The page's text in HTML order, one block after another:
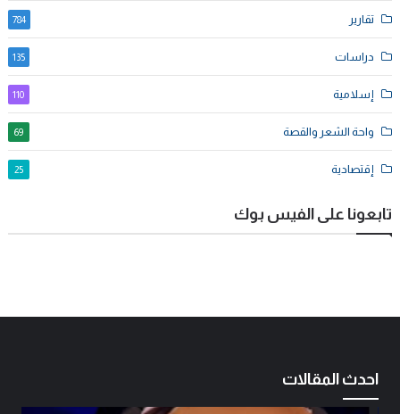
تقارير 784
دراسات 135
إسلامية 110
واحة الشعر والقصة 69
إقتصادية 25
تابعونا على الفيس بوك
احدث المقالات